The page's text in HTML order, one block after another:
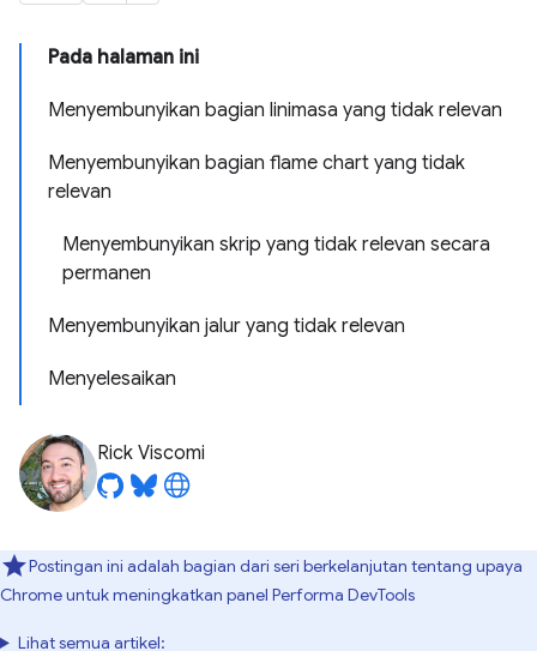
Pada halaman ini
Menyembunyikan bagian linimasa yang tidak relevan
Menyembunyikan bagian flame chart yang tidak
relevan
Menyembunyikan skrip yang tidak relevan secara
permanen
Menyembunyikan jalur yang tidak relevan
Menyelesaikan
Rick Viscomi
Postingan ini adalah bagian dari seri berkelanjutan tentang upaya
Chrome untuk meningkatkan panel Performa DevTools
Lihat semua artikel: